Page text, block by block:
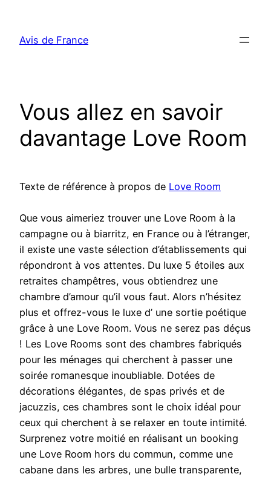
contenu
Avis de France
Vous allez en savoir
davantage Love Room
Texte de référence à propos de Love Room
Que vous aimeriez trouver une Love Room à la
campagne ou à biarritz, en France ou à l’étranger,
il existe une vaste sélection d’établissements qui
répondront à vos attentes. Du luxe 5 étoiles aux
retraites champêtres, vous obtiendrez une
chambre d’amour qu’il vous faut. Alors n’hésitez
plus et offrez-vous le luxe d’ une sortie poétique
grâce à une Love Room. Vous ne serez pas déçus
! Les Love Rooms sont des chambres fabriqués
pour les ménages qui cherchent à passer une
soirée romanesque inoubliable. Dotées de
décorations élégantes, de spas privés et de
jacuzzis, ces chambres sont le choix idéal pour
ceux qui cherchent à se relaxer en toute intimité.
Surprenez votre moitié en réalisant un booking
une Love Room hors du commun, comme une
cabane dans les arbres, une bulle transparente,